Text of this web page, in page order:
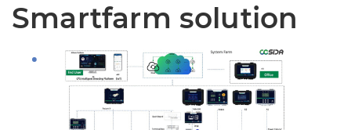
Smartfarm solution